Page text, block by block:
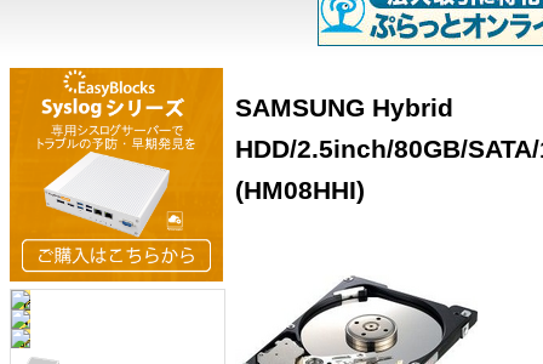
SAMSUNG Hybrid
HDD/2.5inch/80GB/
(HM08HHI)